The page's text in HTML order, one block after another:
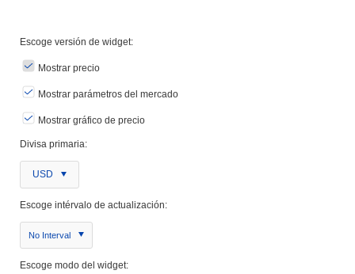
Escoge versión de widget:
Mostrar precio
Mostrar parámetros del mercado
Mostrar gráfico de precio
Divisa primaria:
USD
Escoge intérvalo de actualización:
No Interval
Escoge modo del widget: